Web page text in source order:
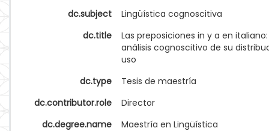
dc.subject
Lingüística cognoscitiva
dc.title
Las preposiciones in y a en italiano:
análisis cognoscitivo de su
uso
dc.type
Tesis de maestría
dc.contributor.role
Director
dc.degree.name
Maestría en Lingüística